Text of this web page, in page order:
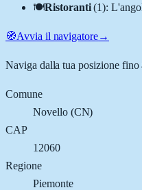
🍽️Ristoranti (1):
🧭Avvia il navigatore→
Naviga dalla tua posizione
Comune
Novello(CN)
CAP
12060
Regione
Piemonte